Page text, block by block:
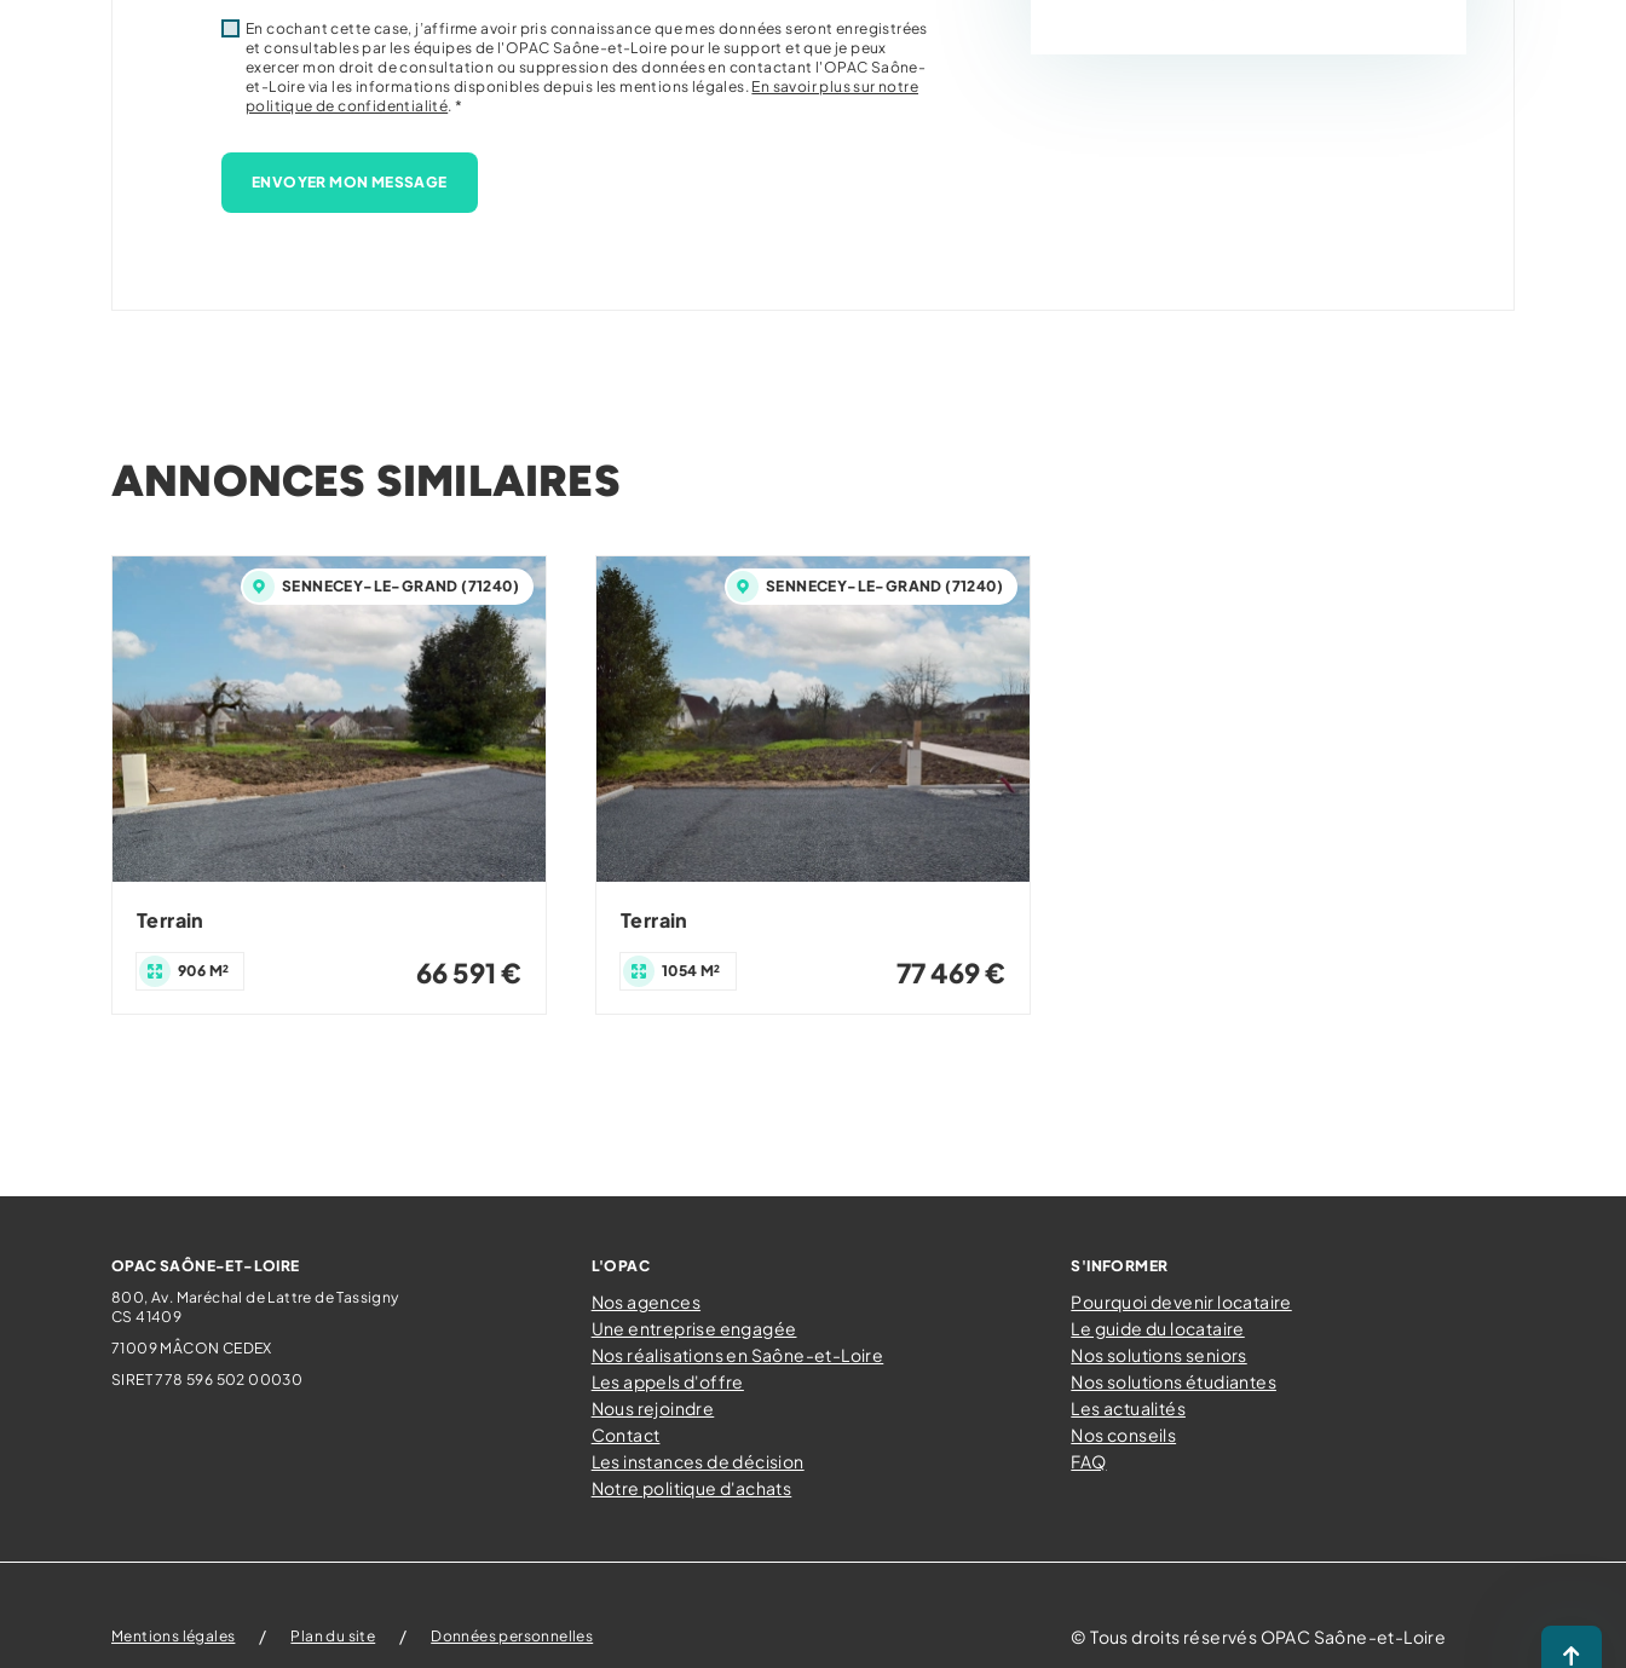
En cochant cette case, j’affirme avoir pris connaissance que mes données seront enregistrées
et consultables par les équipes de l'OPAC Saône-et-Loire pour le support et que je peux
exercer mon droit de consultation ou suppression des données en contactant l'OPAC Saône-
et-Loire via les informations disponibles depuis les mentions légales. En savoir plus sur notre
politique de confidentialité. *
ENVOYER MON MESSAGE
ANNONCES SIMILAIRES
SENNECEY-LE-GRAND (71240)
Terrain
906 M² 66 591 €
SENNECEY-LE-GRAND (71240)
Terrain
1054 M² 77 469 €
OPAC SAÔNE-ET-LOIRE
800, Av. Maréchal de Lattre de Tassigny
CS 41409
71009 MÂCON CEDEX
SIRET 778 596 502 00030
L'OPAC
Nos agences
Une entreprise engagée
Nos réalisations en Saône-et-Loire
Les appels d'offre
Nous rejoindre
Contact
Les instances de décision
Notre politique d'achats
S'INFORMER
Pourquoi devenir locataire
Le guide du locataire
Nos solutions seniors
Nos solutions étudiantes
Les actualités
Nos conseils
FAQ
Mentions légales Plan du site Données personnelles
© Tous droits réservés OPAC Saône-et-Loire